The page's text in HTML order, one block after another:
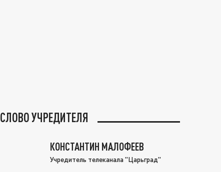
СЛОВО УЧРЕДИТЕЛЯ
КОНСТАНТИН МАЛОФЕЕВ
Учредитель телеканала "Царьград"